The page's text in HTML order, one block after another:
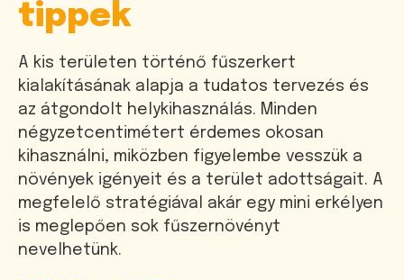
tippek
A kis területen történő fűszerkert
kialakításának alapja a tudatos tervezés és
az átgondolt helykihasználás. Minden
négyzetcentimétert érdemes okosan
kihasználni, miközben figyelembe vesszük a
növények igényeit és a terület adottságait. A
megfelelő stratégiával akár egy mini erkélyen
is meglepően sok fűszernövényt
nevelhetünk.